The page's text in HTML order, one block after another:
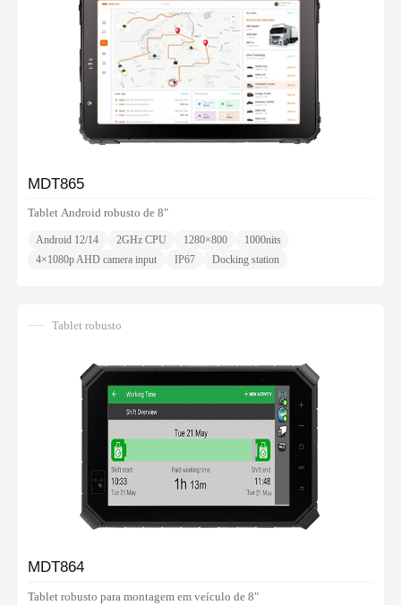
MDT865
Tablet Android robusto de 8"
Android 12/14 2GHz CPU 1280×800
1000nits
4×1080p AHD camera input
IP67 Docking station
Tablet robusto
MDT864
Tablet robusto para montagem em veículo de 8"